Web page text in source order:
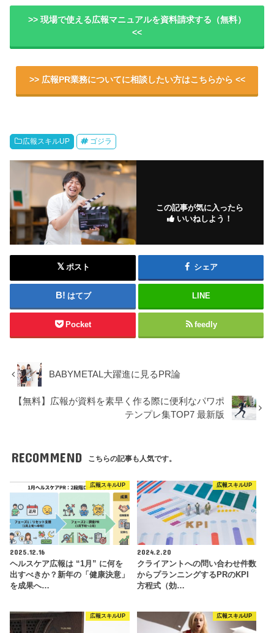
>> 現場で使える広報マニュアルを資料請求する（無料）
<<
>> 広報PR業務についてに相談したい方はこちらから <<
広報スキルUP ゴジラ
この記事が気に入ったら
いいねしよう！
ポスト シェア
はてブ LINE
Pocket feedly
BABYMETAL大躍進に見るPR論
【無料】広報が資料を素早く作る際に便利なパワポ
テンプレ集TOP7 最新版
RECOMMEND こちらの記事も人気です。
広報スキルUP
2025.12.16
ヘルスケア広報は “1月” に何を
出すべきか？新年の「健康決意」
を成果へ…
広報スキルUP
2024.2.20
クライアントへの問い合わせ件数
からプランニングするPRのKPI
方程式（効…
広報スキルUP 広報スキルUP